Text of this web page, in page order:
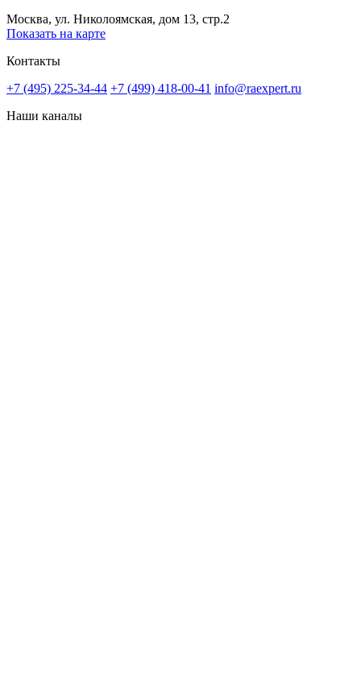
Москва, ул. Николоямская, дом 13, стр.2
Показать на карте
Контакты
+7 (495) 225-34-44 +7 (499) 418-00-41 info@raexpert.ru
Наши каналы